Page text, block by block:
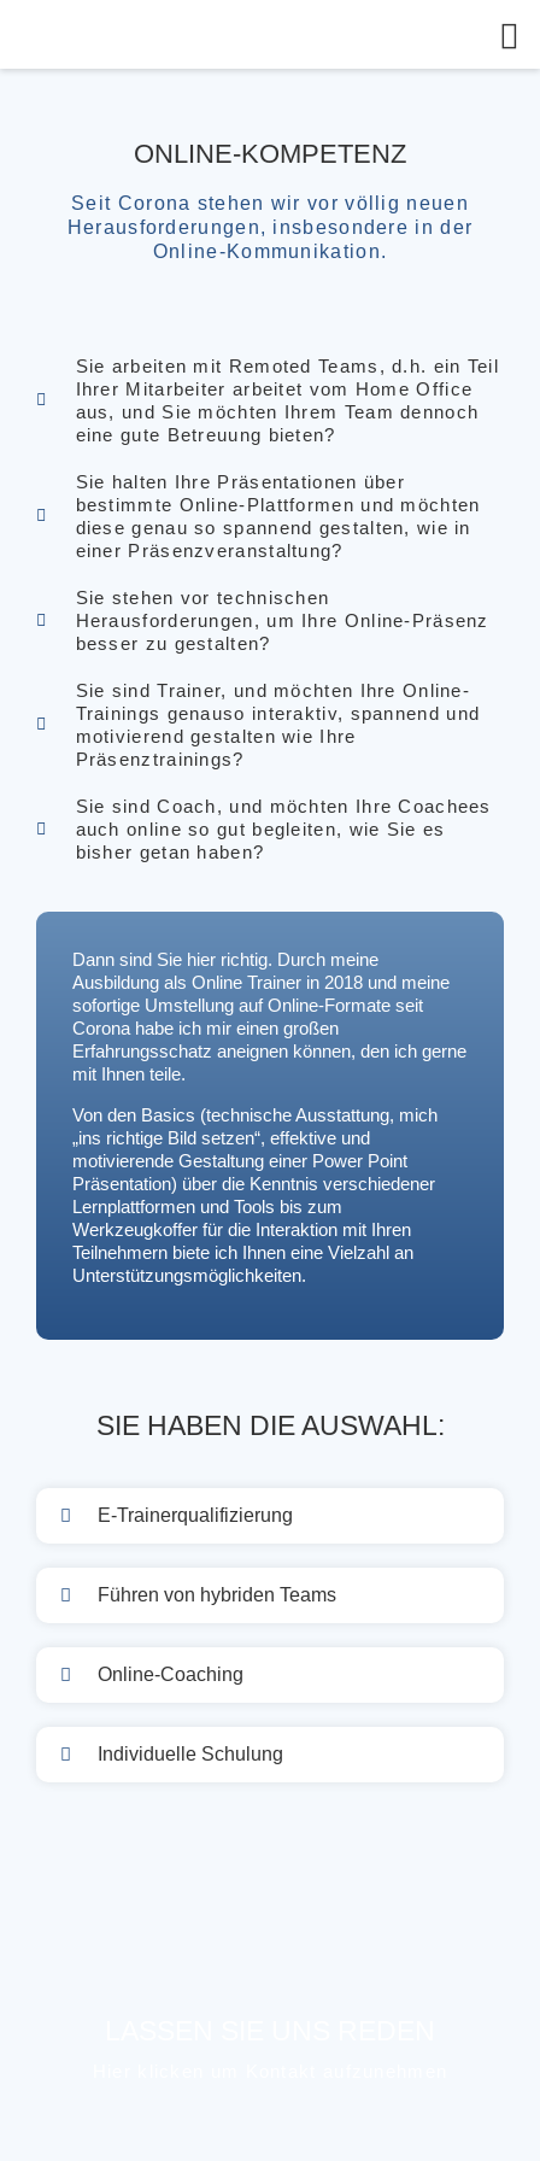
ONLINE-KOMPETENZ
Seit Corona stehen wir vor völlig neuen
Herausforderungen, insbesondere in der
Online-Kommunikation.
Sie arbeiten mit Remoted Teams, d.h. ein Teil
Ihrer Mitarbeiter arbeitet vom Home Office
aus, und Sie möchten Ihrem Team dennoch
eine gute Betreuung bieten?
Sie halten Ihre Präsentationen über
bestimmte Online-Plattformen und möchten
diese genau so spannend gestalten, wie in
einer Präsenzveranstaltung?
Sie stehen vor technischen
Herausforderungen, um Ihre Online-Präsenz
besser zu gestalten?
Sie sind Trainer, und möchten Ihre Online-
Trainings genauso interaktiv, spannend und
motivierend gestalten wie Ihre
Präsenztrainings?
Sie sind Coach, und möchten Ihre Coachees
auch online so gut begleiten, wie Sie es
bisher getan haben?
Dann sind Sie hier richtig. Durch meine
Ausbildung als Online Trainer in 2018 und meine
sofortige Umstellung auf Online-Formate seit
Corona habe ich mir einen großen
Erfahrungsschatz aneignen können, den ich gerne
mit Ihnen teile.
Von den Basics (technische Ausstattung, mich
„ins richtige Bild setzen“, effektive und
motivierende Gestaltung einer Power Point
Präsentation) über die Kenntnis verschiedener
Lernplattformen und Tools bis zum
Werkzeugkoffer für die Interaktion mit Ihren
Teilnehmern biete ich Ihnen eine Vielzahl an
Unterstützungsmöglichkeiten.
SIE HABEN DIE AUSWAHL:
E-Trainerqualifizierung
Führen von hybriden Teams
Online-Coaching
Individuelle Schulung